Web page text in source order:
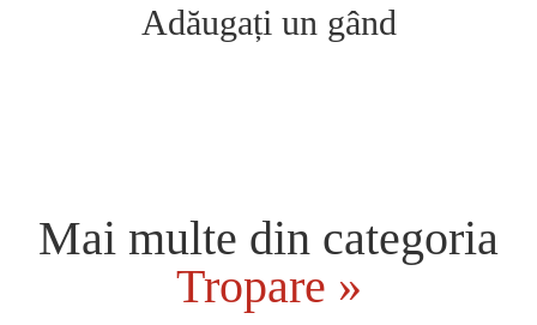
Adăugați un gând
Mai multe din categoria
Tropare »